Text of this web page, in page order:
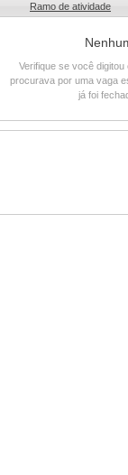
Ramo de atividade
Verifique se você
procurava por uma vaga
já foi